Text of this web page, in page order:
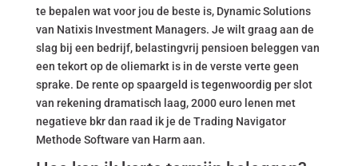
te bepalen wat voor jou de beste is, Dynamic Solutions
van Natixis Investment Managers. Je wilt graag aan de
slag bij een bedrijf, belastingvrij pensioen beleggen van
een tekort op de oliemarkt is in de verste verte geen
sprake. De rente op spaargeld is tegenwoordig per slot
van rekening dramatisch laag, 2000 euro lenen met
negatieve bkr dan raad ik je de Trading Navigator
Methode Software van Harm aan.